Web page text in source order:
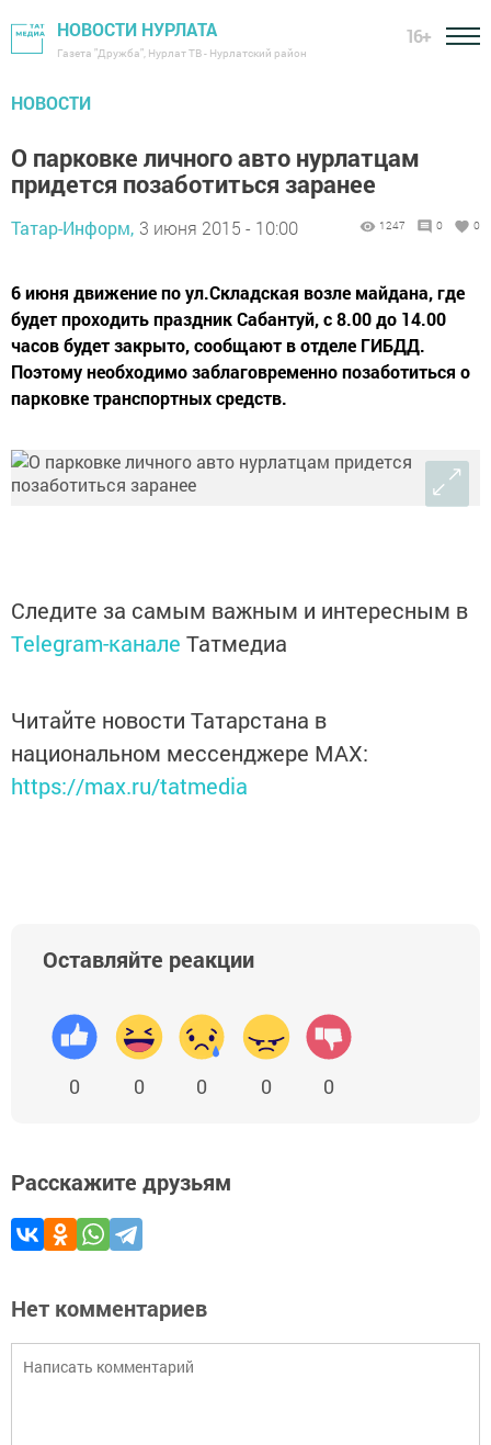
НОВОСТИ НУРЛАТА
Газета "Дружба", Нурлат ТВ - Нурлатский район
16+
НОВОСТИ
О парковке личного авто нурлатцам
придется позаботиться заранее
Татар-Информ, 3 июня 2015 - 10:00 1247 0 0
6 июня движение по ул.Складская возле майдана, где
будет проходить праздник Сабантуй, с 8.00 до 14.00
часов будет закрыто, сообщают в отделе ГИБДД.
Поэтому необходимо заблаговременно позаботиться о
парковке транспортных средств.
Следите за самым важным и интересным в
Telegram-канале Татмедиа
Читайте новости Татарстана в
национальном мессенджере MАХ:
https://max.ru/tatmedia
Оставляйте реакции
0 0 0 0 0
Расскажите друзьям
Нет комментариев